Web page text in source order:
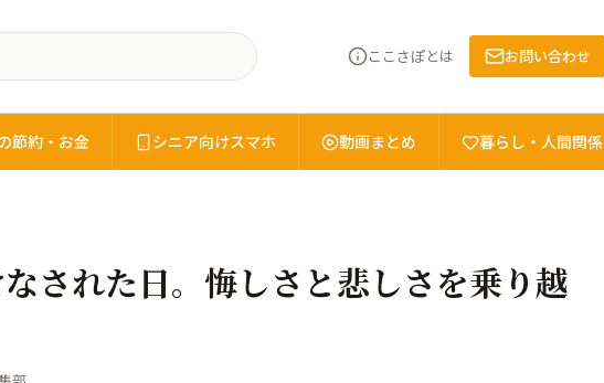
ここさぽとは お問い合わせ
節約・お金 シニア向けスマホ 動画まとめ 暮らし・人間関係
された日。悔しさと悲しさを乗り越